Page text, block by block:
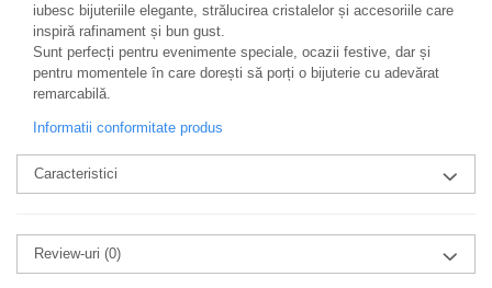
iubesc bijuteriile elegante, strălucirea cristalelor și accesoriile care
inspiră rafinament și bun gust.
Sunt perfecți pentru evenimente speciale, ocazii festive, dar și
pentru momentele în care dorești să porți o bijuterie cu adevărat
remarcabilă.
Informatii conformitate produs
Caracteristici
Review-uri (0)